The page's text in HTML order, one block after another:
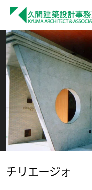
チリエージォ